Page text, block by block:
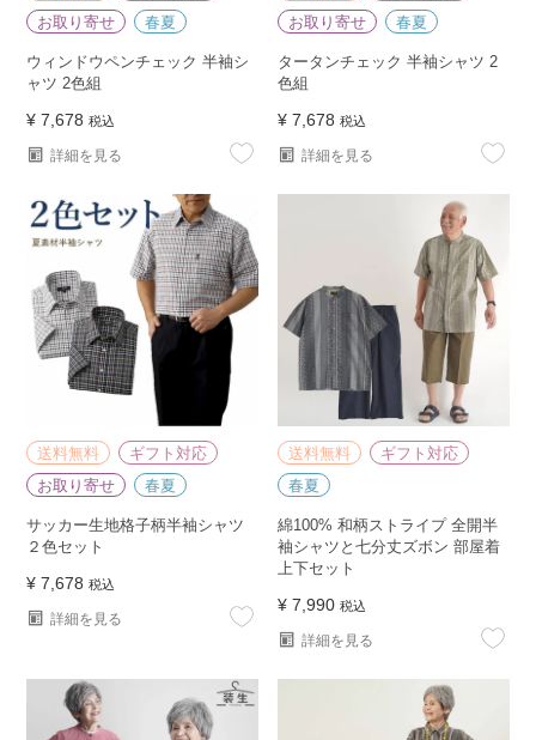
お取り寄せ
春夏
ウィンドウペンチェック 半袖シ
ャツ 2色組
¥ 7,678 税込
詳細を見る
お取り寄せ
春夏
タータンチェック 半袖シャツ 2
色組
¥ 7,678 税込
詳細を見る
送料無料
ギフト対応
お取り寄せ
春夏
サッカー生地格子柄半袖シャツ
２色セット
¥ 7,678 税込
詳細を見る
送料無料
ギフト対応
春夏
綿100% 和柄ストライプ 全開半
袖シャツと七分丈ズボン 部屋着
上下セット
¥ 7,990 税込
詳細を見る